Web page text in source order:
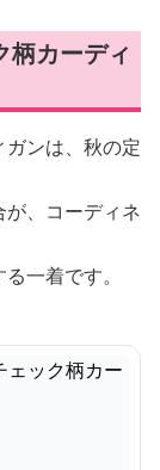
柄カーディ
ンは、秋の定
、コーディネ
一着です。